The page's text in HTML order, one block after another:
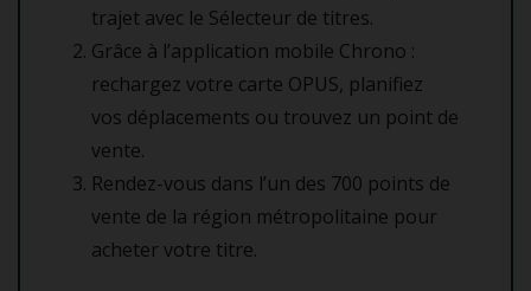
trajet avec le Sélecteur de titres.
Grâce à l’application mobile Chrono :
rechargez votre carte OPUS, planifiez
vos déplacements ou trouvez un point de
vente.
Rendez-vous dans l’un des 700 points de
vente de la région métropolitaine pour
acheter votre titre.